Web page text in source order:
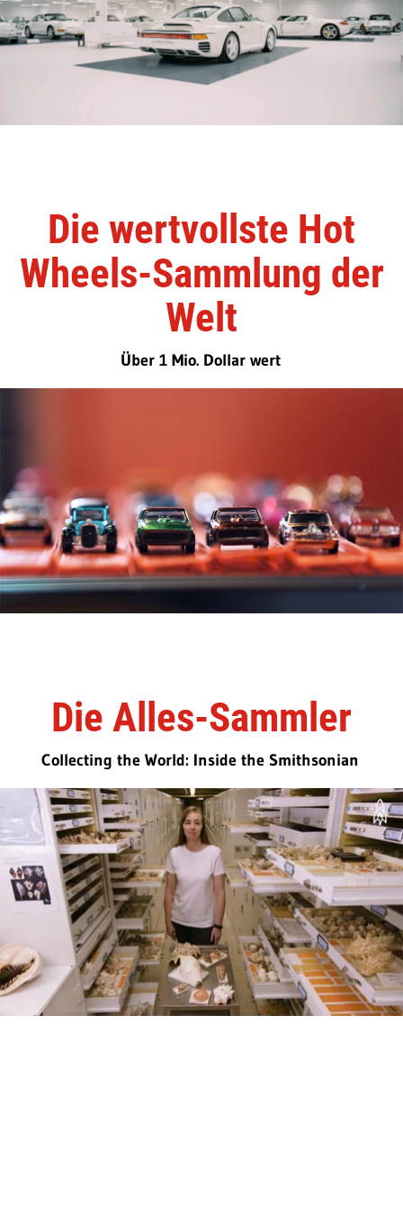
Die wertvollste Hot
Wheels-Sammlung der
Welt
Über 1 Mio. Dollar wert
Die Alles-Sammler
Collecting the World: Inside the Smithsonian